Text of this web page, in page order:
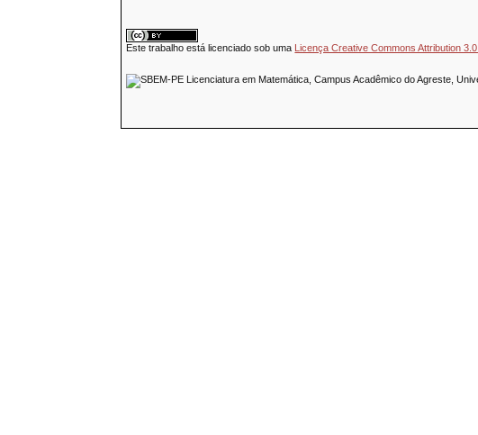
Este trabalho está licenciado sob uma Licença Creative Commons Attribution 3.0